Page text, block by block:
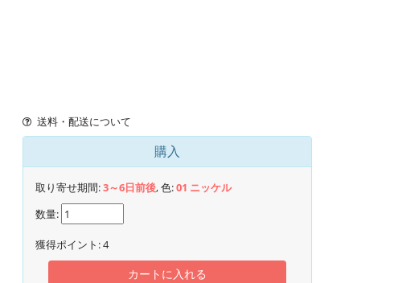
送料・配送について
購入
取り寄せ期間:3～6日前後, 色:01 ニッケル
数量:
獲得ポイント:4
カートに入れる